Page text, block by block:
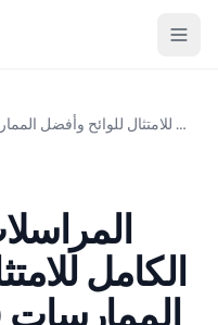
المراسلات الباردة: الدليل الكامل للامتثال للوائح وأفضل الممارسات (وتحقيق النتائج!)
الكامل
الممارسات